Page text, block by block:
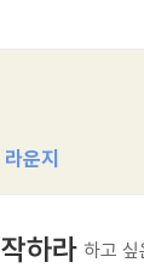
라운지
하라 하고